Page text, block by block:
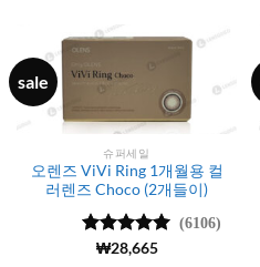
sale
슈퍼세일
오렌즈 ViVi Ring 1개월용 컬
러렌즈 Choco (2개들이)
5 중에서
(6106)
₩28,665